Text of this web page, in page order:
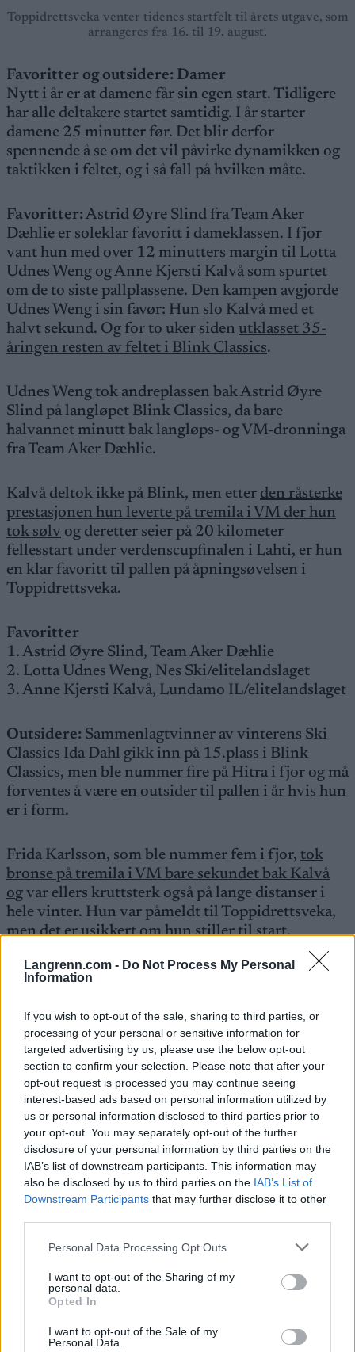
Langrenn.com - Do Not Process My Personal
Information
If you wish to opt-out of the sale, sharing to third parties, or
processing of your personal or sensitive information for
targeted advertising by us, please use the below opt-out
section to confirm your selection. Please note that after your
opt-out request is processed you may continue seeing
interest-based ads based on personal information utilized by
us or personal information disclosed to third parties prior to
your opt-out. You may separately opt-out of the further
disclosure of your personal information by third parties on the
IAB’s list of downstream participants. This information may
also be disclosed by us to third parties on the IAB’s List of
Downstream Participants that may further disclose it to other
Please note that this website/app uses one or more Google
not limited to your visit or usage behaviour. You may click to
grant or deny consent to Google and its third-party tags to
use your data for below specified purposes in below Google
consent section.
Personal Data Processing Opt Outs
I want to opt-out of the Sharing of my
personal data.
Opted In
I want to opt-out of the Sale of my
Personal Data.
Toppidrettsveka venter tidenes startfelt til årets utgave, som
arrangeres fra 16. til 19. august.
Favoritter og outsidere: Damer
Nytt i år er at damene får sin egen start. Tidligere
har alle deltakere startet samtidig. I år starter
damene 25 minutter før. Det blir derfor
spennende å se om det vil påvirke dynamikken og
taktikken i feltet, og i så fall på hvilken måte.
Favoritter: Astrid Øyre Slind fra Team Aker
Dæhlie er soleklar favoritt i dameklassen. I fjor
vant hun med over 12 minutters margin til Lotta
Udnes Weng og Anne Kjersti Kalvå som spurtet
om de to siste pallplassene. Den kampen avgjorde
Udnes Weng i sin favør: Hun slo Kalvå med et
halvt sekund. Og for to uker siden utklasset 35-
åringen resten av feltet i Blink Classics.
Udnes Weng tok andreplassen bak Astrid Øyre
Slind på langløpet Blink Classics, da bare
halvannet minutt bak langløps- og VM-dronninga
fra Team Aker Dæhlie.
Kalvå deltok ikke på Blink, men etter den råsterke
prestasjonen hun leverte på tremila i VM der hun
tok sølv og deretter seier på 20 kilometer
fellesstart under verdenscupfinalen i Lahti, er hun
en klar favoritt til pallen på åpningsøvelsen i
Toppidrettsveka.
Favoritter
1. Astrid Øyre Slind, Team Aker Dæhlie
2. Lotta Udnes Weng, Nes Ski/elitelandslaget
3. Anne Kjersti Kalvå, Lundamo IL/elitelandslaget
Outsidere: Sammenlagtvinner av vinterens Ski
Classics Ida Dahl gikk inn på 15.plass i Blink
Classics, men ble nummer fire på Hitra i fjor og må
forventes å være en outsider til pallen i år hvis hun
er i form.
Frida Karlsson, som ble nummer fem i fjor, tok
bronse på tremila i VM bare sekundet bak Kalvå
og var ellers kruttsterk også på lange distanser i
hele vinter. Hun var påmeldt til Toppidrettsveka,
men det er usikkert om hun stiller til start.
Etter Margrethe Berganes elleville
sjetteplass på
åringen fra Konnerud IL en outsider til pallen.
Wild Cards:Juniorkometen Milla
Grosberghaugen Andreassen og førsteårssenior
Tove Ericsson fra Sverige som nå satser
hovedsakelig langløp med Team Engcon etter at
hun gikk ut av det svenske juniorlandslaget i våres.
Les også:Dette er verdens råeste 17-åring
Saken fortsetter under
BLINK/Nanco Hoogstad
Svenske Max Novak fra Team Aker Dæhlie har